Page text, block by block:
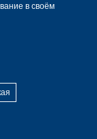
в своём